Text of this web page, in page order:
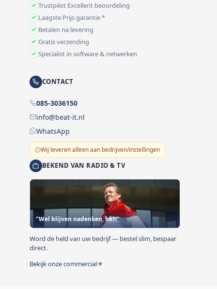
Trustpilot Excellent beoordeling
Laagste Prijs garantie *
Betalen na levering
Gratis verzending
Specialist in software & netwerken
CONTACT
085-3036150
info@beat-it.nl
WhatsApp
Wij leveren alleen aan bedrijven/instellingen
BEKEND VAN RADIO & TV
"Wel blijven nadenken, hè?!"
Word de held van uw bedrijf — bestel slim, bespaar
direct.
Bekijk onze commercial